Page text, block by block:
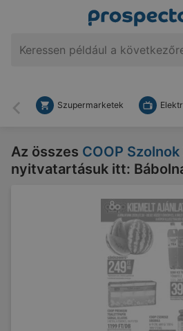
Vissza
Szupermarketek
Az összes COOP
nyitvatartásuk itt: